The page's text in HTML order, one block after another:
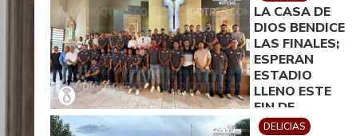
LA CASA DE
DIOS BENDICE
LAS FINALES;
ESPERAN
ESTADIO
LLENO ESTE
FIN DE
SEMANA
DELICIAS